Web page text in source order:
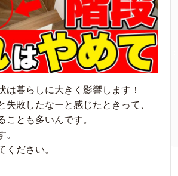
は暮らしに大きく影響します！
失敗したなーと感じたときって、
ことも多いんです。
。
ください。